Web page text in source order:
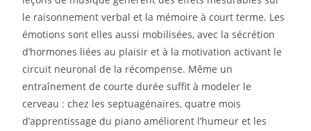
le raisonnement verbal et la mémoire à court terme. Les
émotions sont elles aussi mobilisées, avec la sécrétion
d’hormones liées au plaisir et à la motivation activant le
circuit neuronal de la récompense. Même un
entraînement de courte durée suffit à modeler le
cerveau : chez les septuagénaires, quatre mois
d’apprentissage du piano améliorent l’humeur et les